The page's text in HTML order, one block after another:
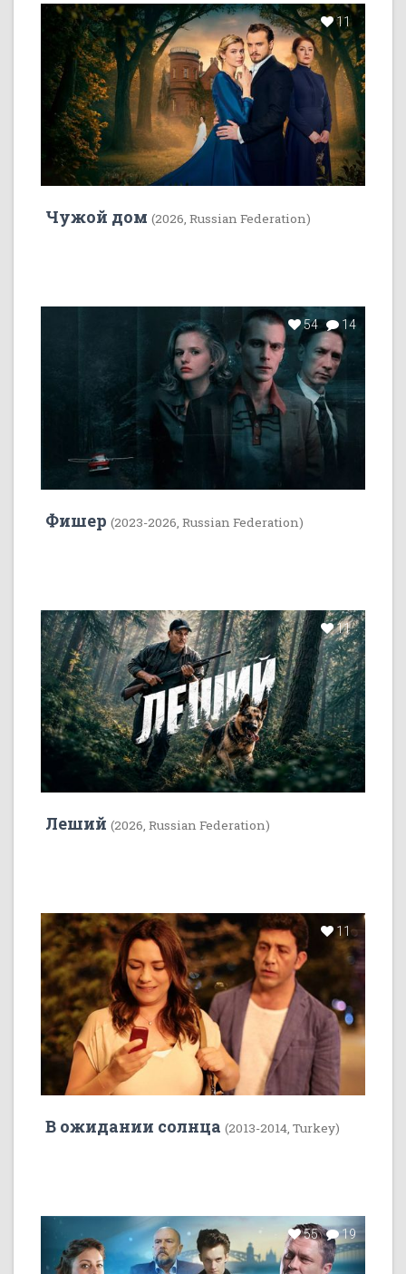
11
Чужой дом (2026, Russian Federation)
54 14
Фишер (2023-2026, Russian Federation)
11
Леший (2026, Russian Federation)
11
В ожидании солнца (2013-2014, Turkey)
55 19